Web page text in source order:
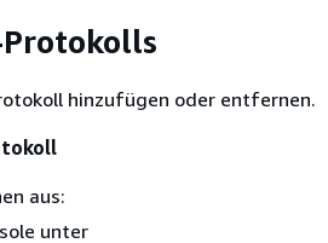
hinzufügen oder entfernen.
aus:
unter